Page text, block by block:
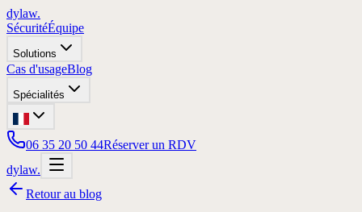
dylaw.
SécuritéÉquipe
Solutions
Cas d'usageBlog
Spécialités
06 35 20 50 44Réserver un RDV
dylaw.
Retour au blog